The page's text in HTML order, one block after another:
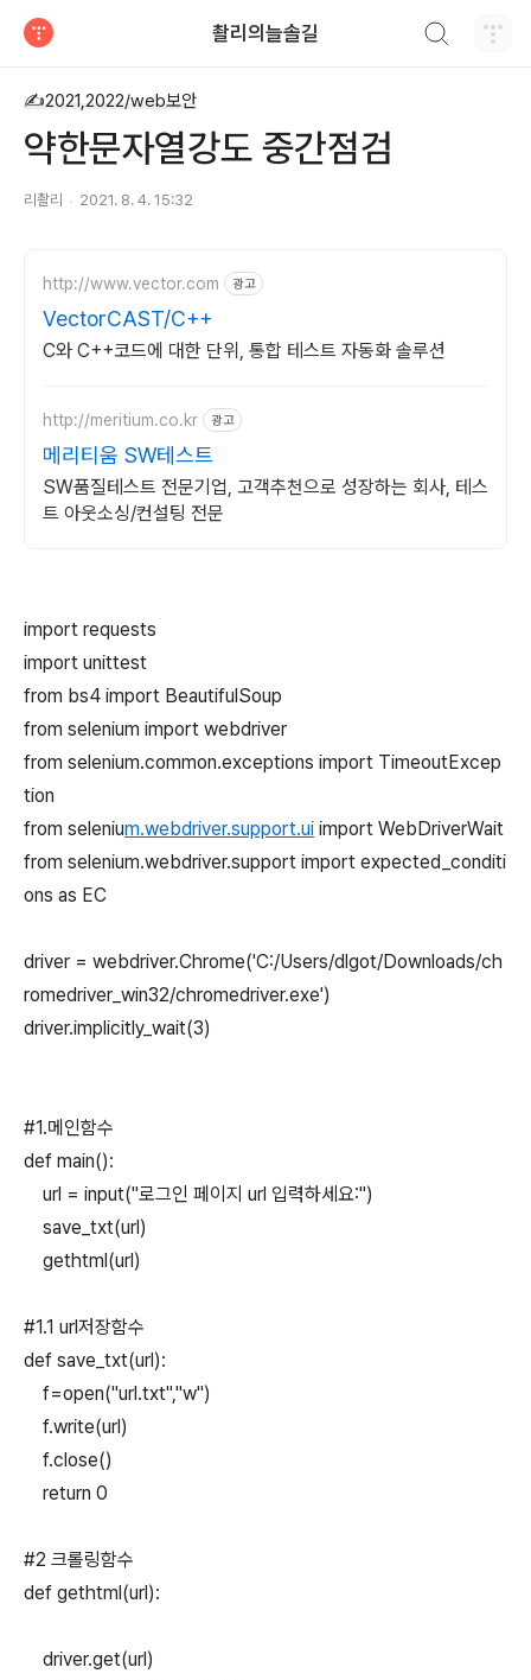
촬리의늘솔길
✍2021,2022/web보안
약한문자열강도 중간점검
리촬리 2021. 8. 4. 15:32
http://www.vector.com 광고
VectorCAST/C++
C와 C++코드에 대한 단위, 통합 테스트 자동화 솔루션
http://meritium.co.kr 광고
메리티움 SW테스트
SW품질테스트 전문기업, 고객추천으로 성장하는 회사, 테스
트 아웃소싱/컨설팅 전문
import requests
import unittest
from bs4 import BeautifulSoup
from selenium import webdriver
from selenium.common.exceptions import TimeoutExcep
tion
from selenium.webdriver.support.ui import WebDriverWait
from selenium.webdriver.support import expected_conditi
ons as EC
driver = webdriver.Chrome('C:/Users/dlgot/Downloads/ch
romedriver_win32/chromedriver.exe')
driver.implicitly_wait(3)
#1.메인함수
def main():
url = input("로그인 페이지 url 입력하세요:")
save_txt(url)
gethtml(url)
#1.1 url저장함수
def save_txt(url):
f=open("url.txt","w")
f.write(url)
f.close()
return 0
#2 크롤링함수
def gethtml(url):
driver.get(url)